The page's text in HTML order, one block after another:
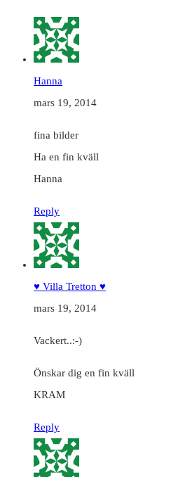
Hanna
mars 19, 2014
fina bilder
Ha en fin kväll
Hanna
Reply
♥ Villa Tretton ♥
mars 19, 2014
Vackert..:-)
Önskar dig en fin kväll
KRAM
Reply